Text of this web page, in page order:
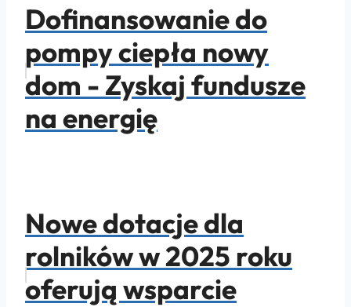
Dofinansowanie do
pompy ciepła nowy
dom - Zyskaj fundusze
na energię
Nowe dotacje dla
rolników w 2025 roku
oferują wsparcie